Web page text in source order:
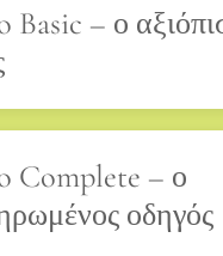
Basic – ο
Complete – ο
οδηγός